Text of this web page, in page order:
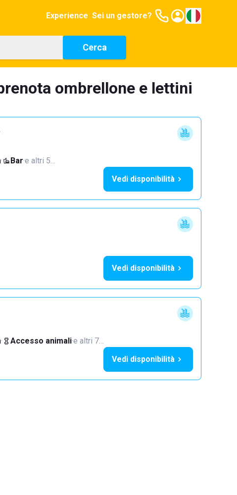
Experience Sei un gestore?
Cerca
ombrellone e lettini
· Bar·e altri 5…
Vedi disponibilità
Vedi disponibilità
· Accesso animali·e altri 7…
Vedi disponibilità